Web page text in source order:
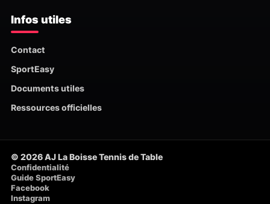
Infos utiles
Contact
SportEasy
Documents utiles
Ressources officielles
© 2026 AJ La Boisse Tennis de Table
Confidentialité
Guide SportEasy
Facebook
Instagram